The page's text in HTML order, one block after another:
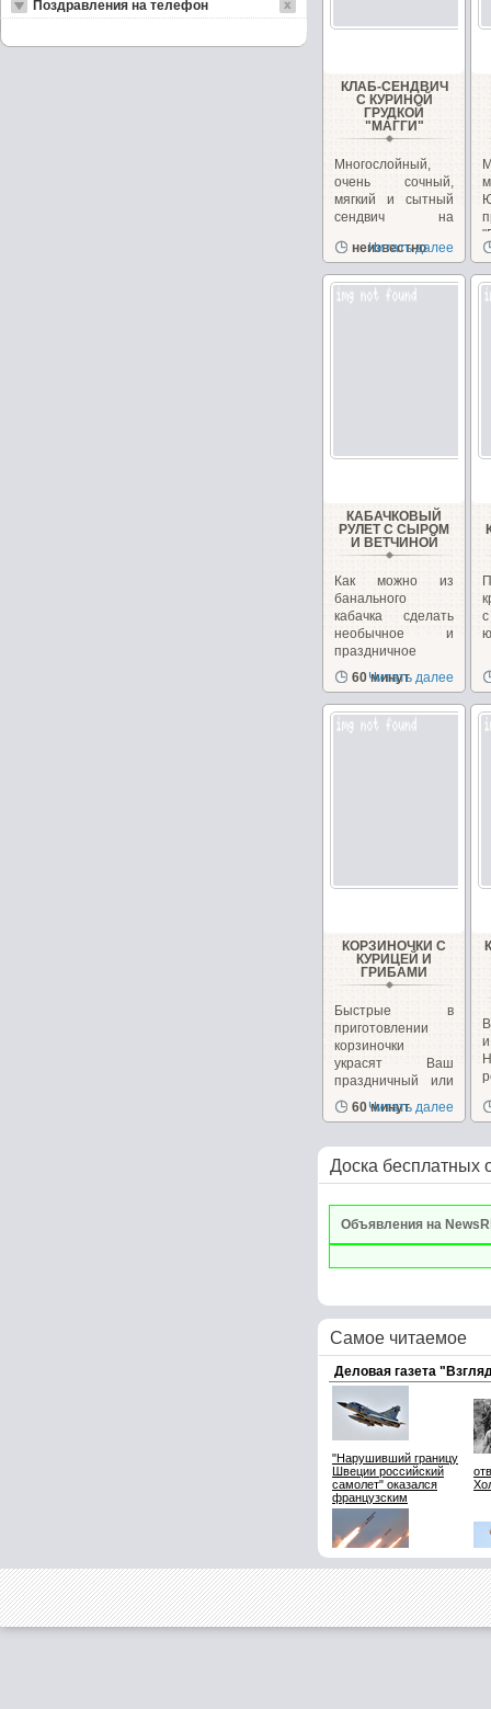
КЛАБ-СЕНДВИЧ
С КУРИНОЙ
ГРУДКОЙ
"МАГГИ"
Многослойный,
очень сочный,
мягкий и сытный
сендвич на
закуску!...
неизвестно
Читать далее
КАБАЧКОВЫЙ
РУЛЕТ С СЫРОМ
И ВЕТЧИНОЙ
Как можно из
банального
кабачка сделать
необычное и
праздничное
блюдо. Взяв...
60 минут
Читать далее
КОРЗИНОЧКИ С
КУРИЦЕЙ И
ГРИБАМИ
Быстрые в
приготовлении
корзиночки
украсят Ваш
праздничный или
повседневный...
60 минут
Читать далее
Доска бесплатных
Объявления на
Самое читаемое
Поздравления на телефон